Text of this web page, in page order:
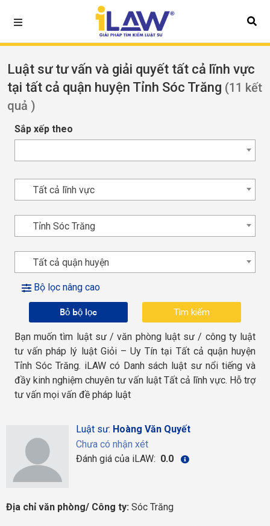
Luật sư tư vấn và giải quyết tất cả lĩnh vực
tại tất cả quận huyện Tỉnh Sóc Trăng (11 kết
quả )
Sắp xếp theo
Tất cả lĩnh vực
Tỉnh Sóc Trăng
Tất cả quận huyện
Bộ lọc nâng cao
Bỏ bộ lọc
Bạn muốn tìm luật sư / văn phòng luật sư / công ty luật
tư vấn pháp lý luật Giỏi – Uy Tín tại Tất cả quận huyện
Tỉnh Sóc Trăng. iLAW có Danh sách luật sư nổi tiếng và
đầy kinh nghiệm chuyên tư vấn luật Tất cả lĩnh vực. Hỗ trợ
tư vấn mọi vấn đề pháp luật
Luật sư: Hoàng Văn Quyết
Chưa có nhận xét
Đánh giá của iLAW: 0.0
Địa chỉ văn phòng/ Công ty: Sóc Trăng